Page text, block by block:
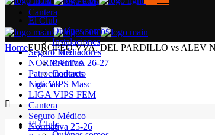
Cantera
Seguro Médico
NORMATIVA 26-27
Patrocinadores
Noticias
El Club
El Club
Quiénes somos
Instalaciones
Entrenadores
Premios
Contacto
Liga VIPS Masc
LIGA VIPS FEM
Cantera
Seguro Médico
Normativa 25-26
HomeEUROPEO VVA. DEL PARDILLO vs ALEV